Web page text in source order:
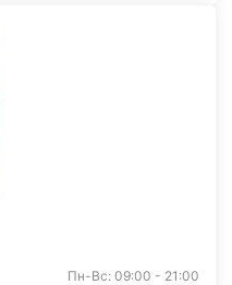
Пн-Вс: 09:00 - 21:00